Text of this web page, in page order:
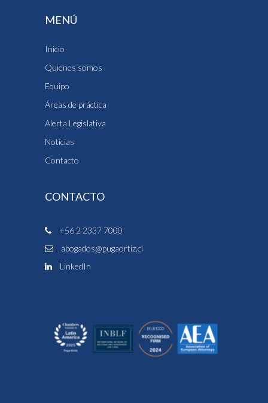
MENÚ
Inicio
Quienes somos
Equipo
Áreas de práctica
Alerta Legislativa
Noticias
Contacto
CONTACTO
+56 2 2337 7000
abogados@pugaortiz.cl
LinkedIn